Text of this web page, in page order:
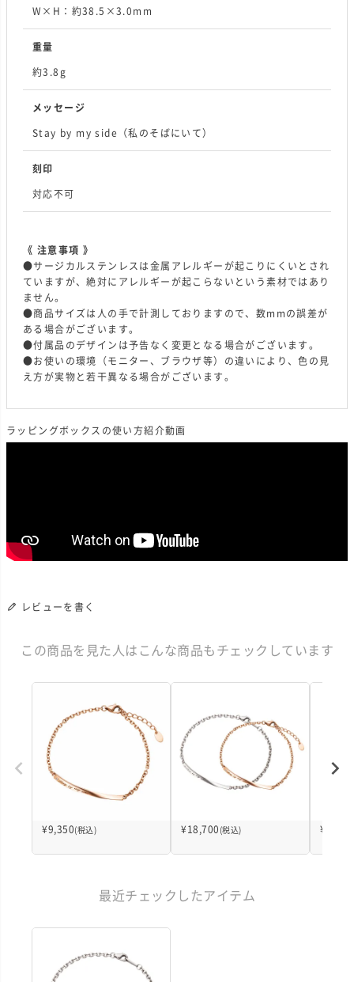
W×H：約38.5×3.0mm
重量
約3.8g
メッセージ
Stay by my side（私のそばにいて）
刻印
対応不可
《 注意事項 》
●サージカルステンレスは金属アレルギーが起こりにくいとされ
ていますが、絶対にアレルギーが起こらないという素材ではあり
ません。
●商品サイズは人の手で計測しておりますので、数mmの誤差が
ある場合がございます。
●付属品のデザインは予告なく変更となる場合がございます。
●お使いの環境（モニター、ブラウザ等）の違いにより、色の見
え方が実物と若干異なる場合がございます。
ラッピングボックスの使い方紹介動画
レビューを書く
この商品を見た人はこんな商品もチェックしています
¥9,350 (税込) ¥ 18,700 (税込) ¥
最近チェックしたアイテム